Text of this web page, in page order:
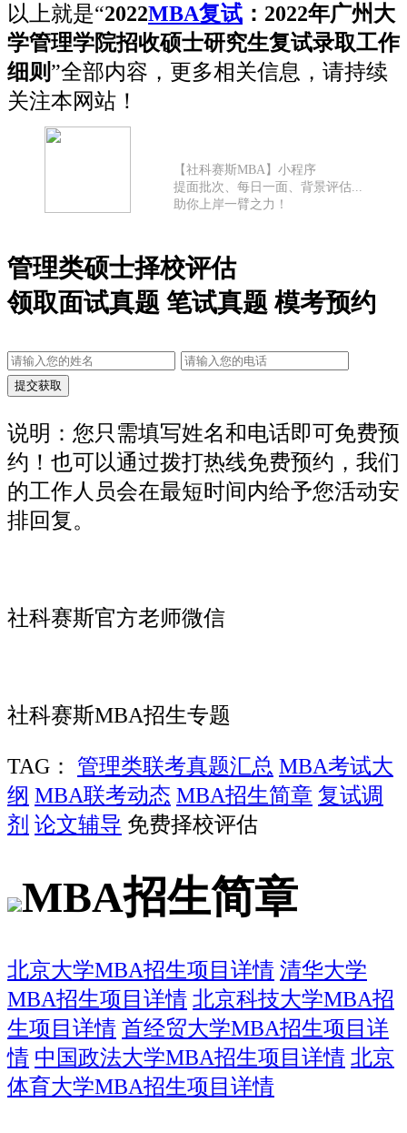
以上就是“2022MBA复试 ：2022年广州大
学管理学院招收硕士研究生复试录取工作
细则 ”全部内容，更多相关信息，请持续
关注本网站！
【社科赛斯MBA】小程序
提面批次、每日一面、背景评估...
助你上岸一臂之力！
管理类硕士择校评估
领取面试真题 笔试真题 模考预约
说明：您只需填写姓名和电话即可免费预
约！也可以通过拨打热线免费预约，我们
的工作人员会在最短时间内给予您活动安
排回复。
社科赛斯官方老师微信
社科赛斯MBA招生专题
TAG： 管理类联考真题汇总 MBA考试大
纲 MBA联考动态 MBA招生简章 复试调
剂 论文辅导 免费择校评估
MBA招生简章
北京大学MBA招生项目详情 清华大学
MBA招生项目详情 北京科技大学MBA招
生项目详情 首经贸大学MBA招生项目详
情 中国政法大学MBA招生项目详情 北京
体育大学MBA招生项目详情